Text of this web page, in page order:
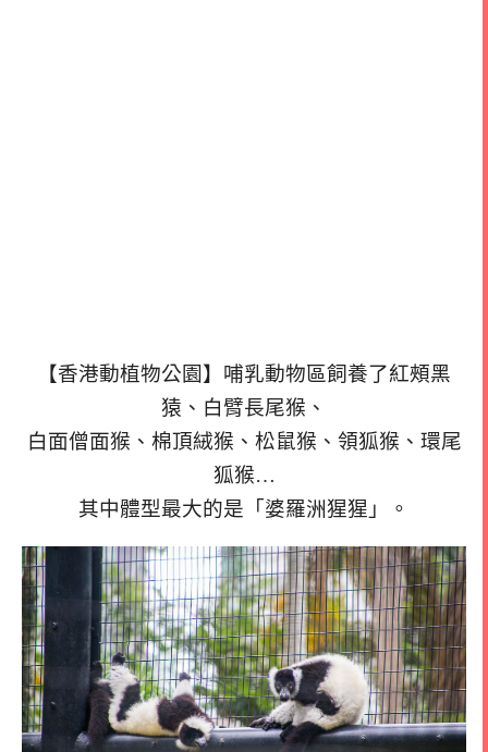
【香港動植物公園】哺乳動物區飼養了紅頰黑
猿、白臂長尾猴、
白面僧面猴、棉頂絨猴、松鼠猴、領狐猴、環尾
狐猴…
其中體型最大的是「婆羅洲猩猩」。